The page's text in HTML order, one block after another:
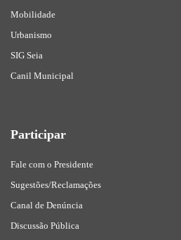
Mobilidade
Urbanismo
SIG Seia
Canil Municipal
Participar
Fale com o Presidente
Sugestões/Reclamações
Canal de Denúncia
Discussão Pública